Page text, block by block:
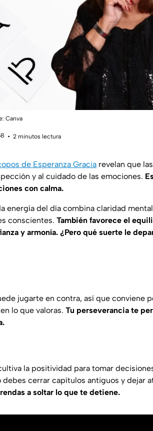
Canva
2 minutos lectura
de Esperanza Gracia revelan que
y al cuidado de las emociones.
con calma.
energía del día combina claridad
conscientes. También favorece el
y armonía. ¿Pero qué suerte le
jugarte en contra, así que conviene
lo que valoras. Tu perseverancia te
la positividad para tomar
cerrar capítulos antiguos y dejar
a soltar lo que te detiene.